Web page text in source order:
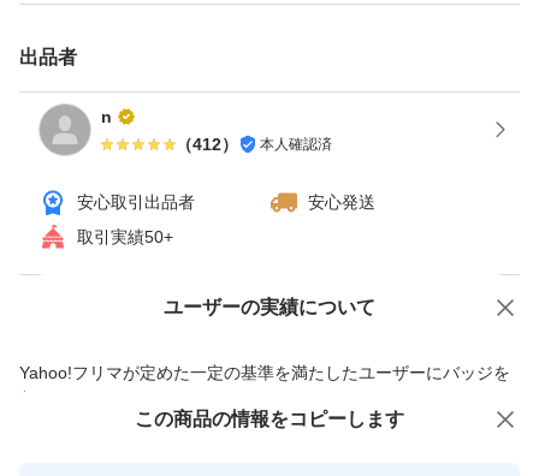
ら、ご購入前にコメントにてご確認をお願いいたします。
出品者
n
（412） 本人確認済
安心取引出品者
安心発送
取引実績50+
ユーザーの実績について
Yahoo!フリマが定めた一定の基準を満たしたユーザーにバッジを
付与しています
価格の相談 商品への質問
この商品の情報をコピーします
この商品をみている人にオススメ